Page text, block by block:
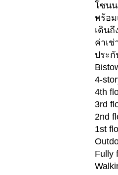
โซนน
พร้อม
เดินถึ
ค่าเช่
ประกั
4-
4th
3rd
2nd
1st
Fully